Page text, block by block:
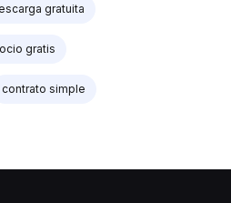
gratuita
gratis
contrato simple